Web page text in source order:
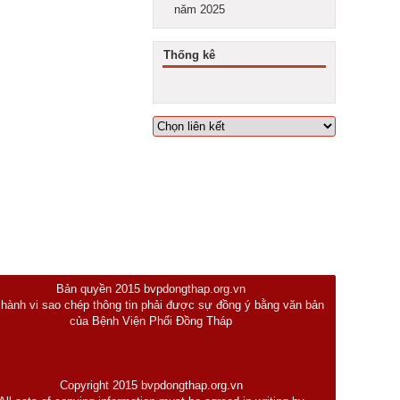
năm 2025
Thống kê
Bản quyền 2015 bvpdongthap.org.vn
vi sao chép thông tin phải được sự đồng ý bằng văn bản
của Bệnh Viện Phổi Đồng Tháp
Copyright 2015 bvpdongthap.org.vn